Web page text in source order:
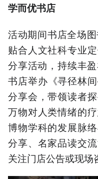
学而优书店
活动期间书店全场
贴合人文社科专业
分享活动，持续丰
书店举办《寻径林
分享会，带领读者
万物对人类情绪的
博物学科的发展脉
分享、名家品读交
关注门店公告或现场